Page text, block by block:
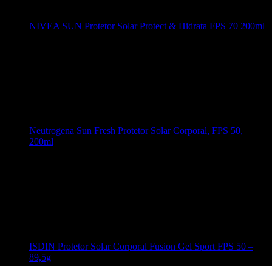
NIVEA SUN Protetor Solar Protect & Hidrata FPS 70 200ml
Neutrogena Sun Fresh Protetor Solar Corporal, FPS 50,
200ml
ISDIN Protetor Solar Corporal Fusion Gel Sport FPS 50 –
89,5g